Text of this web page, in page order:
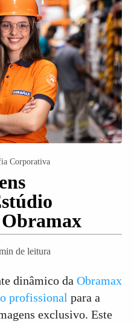
Corporativa
de leitura
dinâmico da Obramax
profissional para a
exclusivo. Este